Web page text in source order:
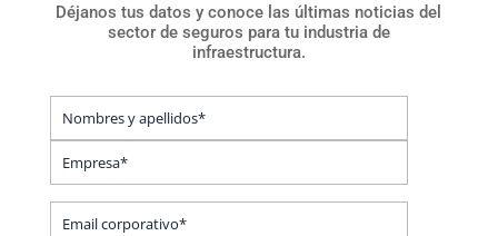
Déjanos tus datos y conoce las últimas noticias del
sector de seguros para tu industria de
infraestructura.